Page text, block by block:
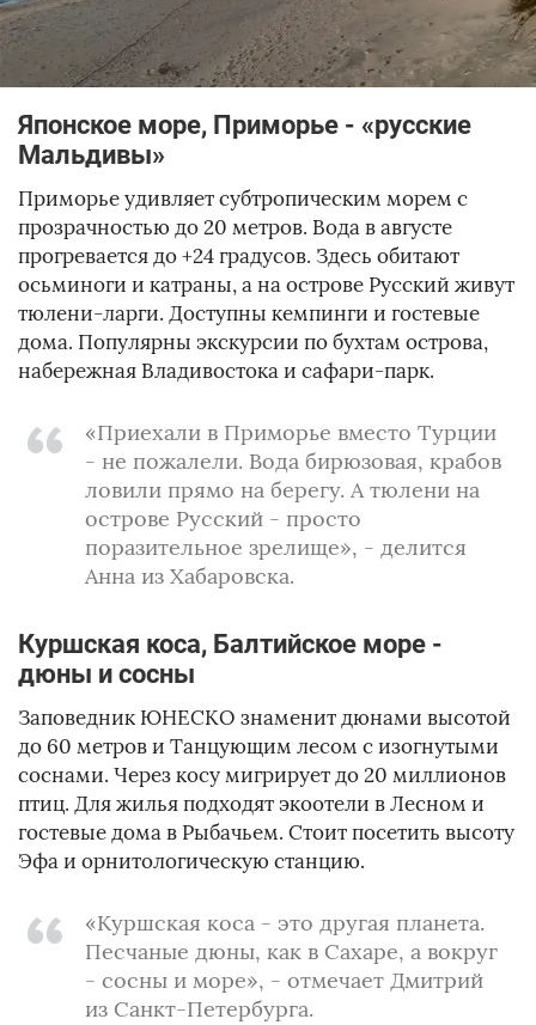
Японское море, Приморье - «русские
Мальдивы»
Приморье удивляет субтропическим морем с
прозрачностью до 20 метров. Вода в августе
прогревается до +24 градусов. Здесь обитают
осьминоги и катраны, а на острове Русский живут
тюлени-ларги. Доступны кемпинги и гостевые
дома. Популярны экскурсии по бухтам острова,
набережная Владивостока и сафари-парк.
«Приехали в Приморье вместо Турции
- не пожалели. Вода бирюзовая, крабов
ловили прямо на берегу. А тюлени на
острове Русский - просто
поразительное зрелище», - делится
Анна из Хабаровска.
Куршская коса, Балтийское море -
дюны и сосны
Заповедник ЮНЕСКО знаменит дюнами высотой
до 60 метров и Танцующим лесом с изогнутыми
соснами. Через косу мигрирует до 20 миллионов
птиц. Для жилья подходят экоотели в Лесном и
гостевые дома в Рыбачьем. Стоит посетить высоту
Эфа и орнитологическую станцию.
«Куршская коса - это другая планета.
Песчаные дюны, как в Сахаре, а вокруг
- сосны и море», - отмечает Дмитрий
из Санкт-Петербурга.